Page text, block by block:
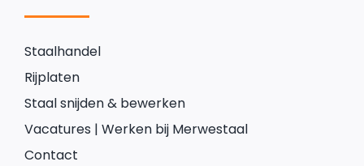
Staalhandel
Rijplaten
Staal snijden & bewerken
Vacatures | Werken bij Merwestaal
Contact